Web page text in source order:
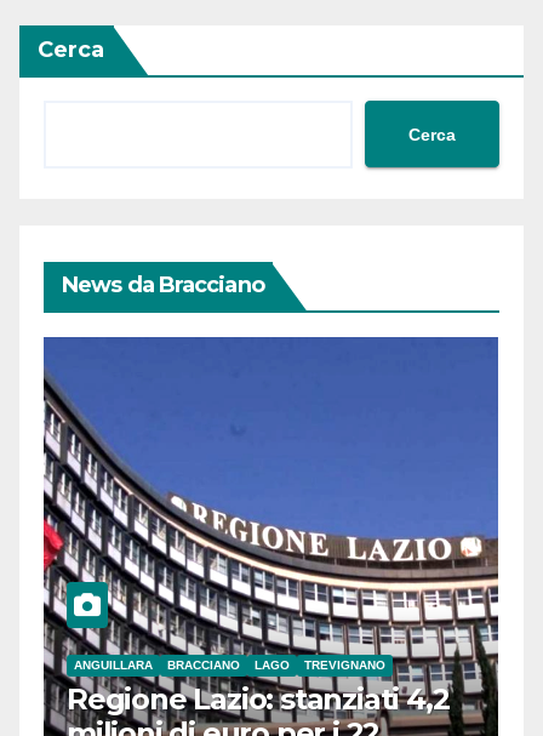
Cerca
Cerca
News da Bracciano
ANGUILLARA BRACCIANO LAGO TREVIGNANO
Regione Lazio: stanziati 4,2